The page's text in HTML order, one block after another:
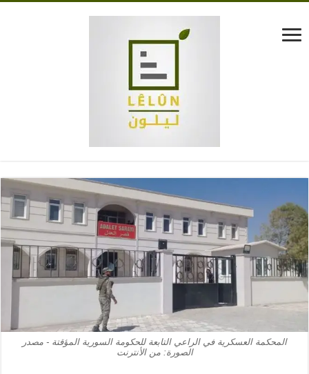
المحكمة العسكرية في الراعي التابعة للحكومة السورية المؤقتة - مصدر
الصورة: من الأنترنت